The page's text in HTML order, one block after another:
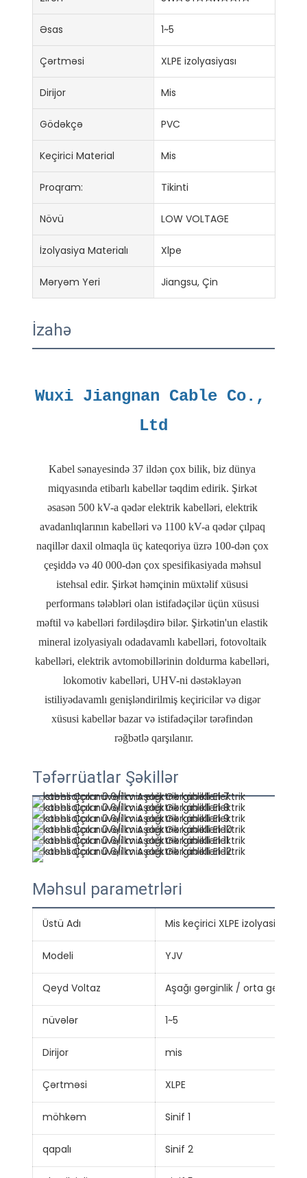
Əsas 1~5
Çərtməsi XLPE izolyasiyası
Dirijor Mis
Gödəkçə PVC
Keçirici Material Mis
Proqram: Tikinti
Növü LOW VOLTAGE
İzolyasiya Materialı Xlpe
Məryəm Yeri Jiangsu, Çin
İzahə
Wuxi Jiangnan Cable Co.,
Kabel sənayesində 37 ildən çox bilik, biz dünya
miqyasında etibarlı kabellər təqdim edirik. Şirkət
əsasən 500 kV-a qədər elektrik kabelləri, elektrik
avadanlıqlarının kabelləri və 1100 kV-a qədər çılpaq
naqillər daxil olmaqla üç kateqoriya üzrə 100-dən çox
çeşiddə və 40 000-dən çox spesifikasiyada məhsul
istehsal edir. Şirkət həmçinin müxtəlif xüsusi
performans tələbləri olan istifadəçilər üçün xüsusi
məftil və kabelləri fərdiləşdirə bilər. Şirkətin'un elastik
mineral izolyasiyalı odadavamlı kabelləri, fotovoltaik
kabelləri, elektrik avtomobillərinin doldurma kabelləri,
lokomotiv kabelləri, UHV-ni dəstəkləyən
istiliyədavamlı genişləndirilmiş keçiricilər və digər
xüsusi kabellər bazar və istifadəçilər tərəfindən
Təfərrüatlar Şəkillər
Məhsul parametrləri
Üstü Adı Mis keçirici XLPE izolyasiyalı
Modeli YJV
Qeyd Voltaz Aşağı gərginlik / orta gərginlik
nüvələr 1~5
Dirijor mis
Çərtməsi XLPE
möhkəm Sinif 1
qapalı Sinif 2